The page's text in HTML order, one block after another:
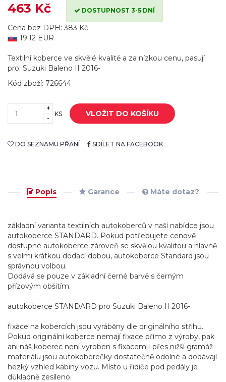
463 Kč DOSTUPNOST 3-5 DNÍ
Cena bez DPH: 383 Kč
19.12 EUR
Textilní koberce ve skvělé kvalitě a za nízkou cenu, pasují
pro: Suzuki Baleno II 2016-
Kód zboží: 726644
+
-
KS VLOŽIT DO KOŠÍKU
DO SEZNAMU PŘÁNÍ SDÍLET NA FACEBOOK
Popis Garance Máte dotaz?
základní varianta textilních autokoberců v naší nabídce jsou
autokoberce STANDARD. Pokud potřebujete cenově
dostupné autokoberce zároveň se skvělou kvalitou a hlavně
s velmi krátkou dodací dobou, autokoberce Standard jsou
správnou volbou.
Dodává se pouze v základní černé barvě s černým
přízovým obšitím.
autokoberce STANDARD pro Suzuki Baleno II 2016-
fixace na kobercích jsou vyráběny dle originálního střihu.
Pokud originální koberce nemají fixace přímo z výroby, pak
ani náš koberec není vyroben s fixacemiI přes nižší gramáž
materiálu jsou autokoberečky dostatečně odolné a dodávají
hezký vzhled kabiny vozu. Místo u řidiče pod pedály je
důkladně zesíleno.